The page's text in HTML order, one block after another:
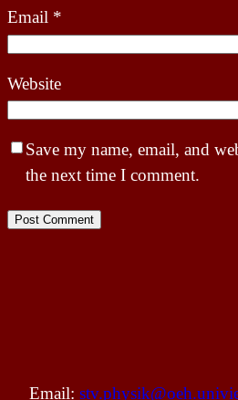
Email *
Website
Save my name, email, and
the next time I comment.
Email: